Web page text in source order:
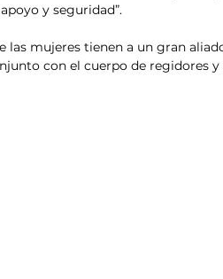
y seguridad”.
las mujeres tienen a un gran
con el cuerpo de regidores